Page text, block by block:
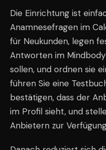
Die Einrichtung ist
Anamnesefragen im
für Neukunden, legen
Antworten im
sollen, und ordnen sie
führen Sie eine
bestätigen, dass der
im Profil sieht, und
Anbietern zur